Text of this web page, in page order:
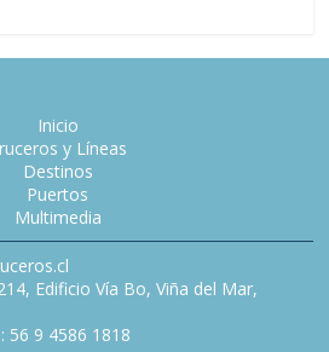
Inicio
y Líneas
Destinos
Puertos
Multimedia
Edificio Vía Bo, Viña del Mar,
56 9 4586 1818